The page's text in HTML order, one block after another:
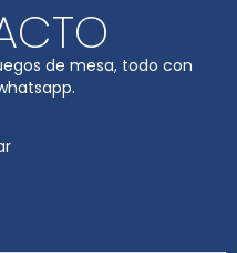
de mesa, todo con